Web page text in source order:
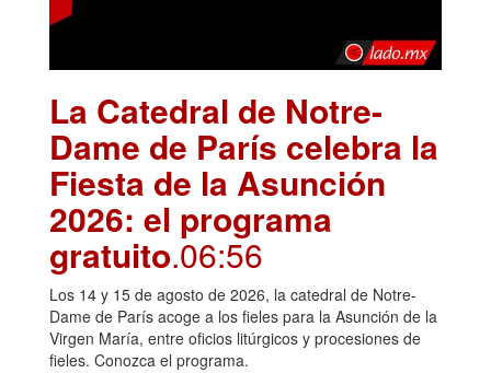
La Catedral de Notre-
Dame de París celebra la
Fiesta de la Asunción
2026: el programa
gratuito.06:56
Los 14 y 15 de agosto de 2026, la catedral de Notre-
Dame de París acoge a los fieles para la Asunción de la
Virgen María, entre oficios litúrgicos y procesiones de
fieles. Conozca el programa.